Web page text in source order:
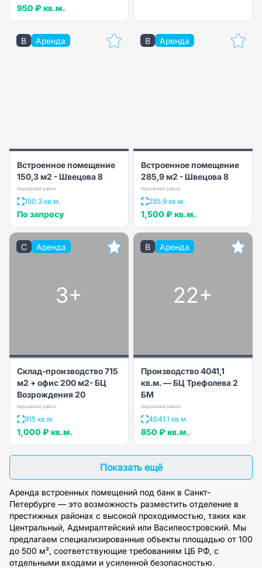
950 ₽ кв.м.
B Аренда
Встроенное помещение
150,3 м2 - Швецова 8
Кировский район
150.3 кв.м.
По запросу
B Аренда
Встроенное помещение
285,9 м2 - Швецова 8
Кировский район
285.9 кв.м.
1,500 ₽ кв.м.
C Аренда
3+
Склад-производство 715
м2 + офис 200 м2- БЦ
Возрождения 20
Кировский район
915 кв.м.
1,000 ₽ кв.м.
B Аренда
22+
Производство 4041,1
кв.м. — БЦ Трефолева 2
БМ
Кировский район
4041.1 кв.м.
850 ₽ кв.м.
Показать ещё
Аренда встроенных помещений под банк в Санкт-
Петербурге — это возможность разместить отделение в
престижных районах с высокой проходимостью, таких как
Центральный, Адмиралтейский или Василеостровский. Мы
предлагаем специализированные объекты площадью от 100
до 500 м², соответствующие требованиям ЦБ РФ, с
отдельными входами и усиленной безопасностью.